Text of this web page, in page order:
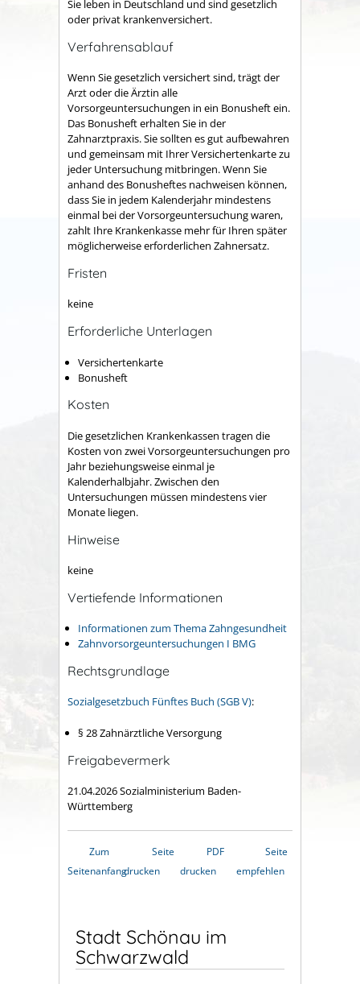
Sie leben in Deutschland und sind gesetzlich
oder privat krankenversichert.
Verfahrensablauf
Wenn Sie gesetzlich versichert sind, trägt der
Arzt oder die Ärztin alle
Vorsorgeuntersuchungen in ein Bonusheft ein.
Das Bonusheft erhalten Sie in der
Zahnarztpraxis. Sie sollten es gut aufbewahren
und gemeinsam mit Ihrer Versichertenkarte zu
jeder Untersuchung mitbringen. Wenn Sie
anhand des Bonusheftes nachweisen können,
dass Sie in jedem Kalenderjahr mindestens
einmal bei der Vorsorgeuntersuchung waren,
zahlt Ihre Krankenkasse mehr für Ihren später
möglicherweise erforderlichen Zahnersatz.
Fristen
keine
Erforderliche Unterlagen
Versichertenkarte
Bonusheft
Kosten
Die gesetzlichen Krankenkassen tragen die
Kosten von zwei Vorsorgeuntersuchungen pro
Jahr beziehungsweise einmal je
Kalenderhalbjahr. Zwischen den
Untersuchungen müssen mindestens vier
Monate liegen.
Hinweise
keine
Vertiefende Informationen
Informationen zum Thema Zahngesundheit
Zahnvorsorgeuntersuchungen I BMG
Rechtsgrundlage
Sozialgesetzbuch Fünftes Buch (SGB V):
§ 28Zahnärztliche Versorgung
Freigabevermerk
21.04.2026 Sozialministerium Baden-
Württemberg
Zum
Seitenanfang
Seite
drucken
PDF
drucken
Seite
empfehlen
Stadt Schönau im
Schwarzwald